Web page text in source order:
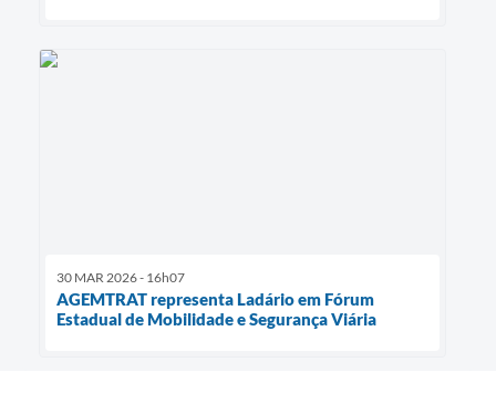
30 MAR 2026 - 16h07
AGEMTRAT representa Ladário em Fórum
Estadual de Mobilidade e Segurança Viária